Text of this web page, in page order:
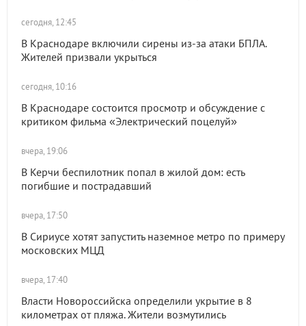
сегодня, 12:45
В Краснодаре включили сирены из-за атаки БПЛА.
Жителей призвали укрыться
сегодня, 10:16
В Краснодаре состоится просмотр и обсуждение с
критиком фильма «Электрический поцелуй»
вчера, 19:06
В Керчи беспилотник попал в жилой дом: есть
погибшие и пострадавший
вчера, 17:50
В Сириусе хотят запустить наземное метро по примеру
московских МЦД
вчера, 17:40
Власти Новороссийска определили укрытие в 8
километрах от пляжа. Жители возмутились